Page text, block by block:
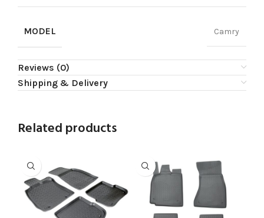
MODEL Camry
Reviews (0)
Shipping & Delivery
Related products